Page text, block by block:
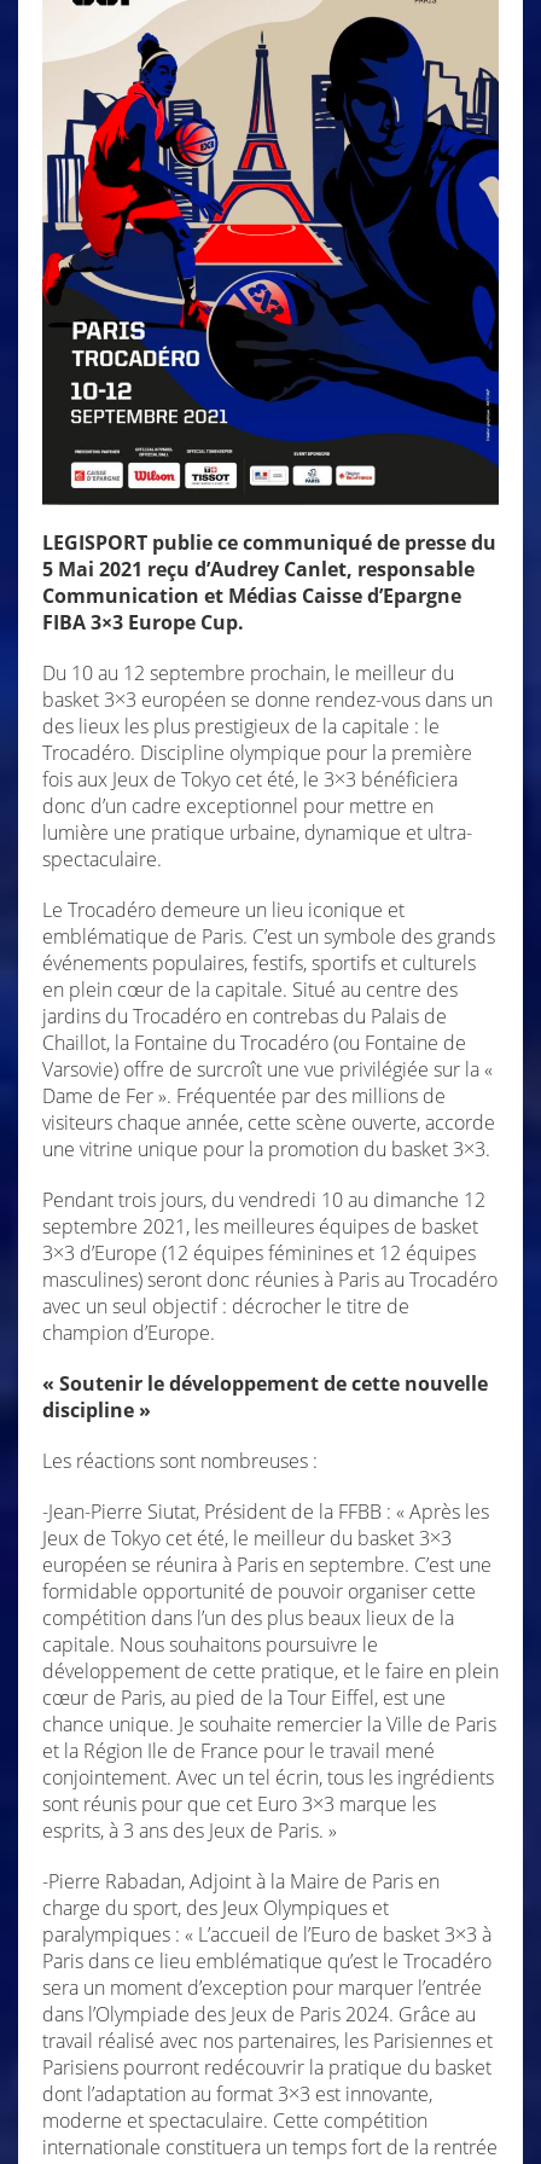
LEGISPORT publie ce communiqué de presse du
5 Mai 2021 reçu d’Audrey Canlet, responsable
Communication et Médias Caisse d’Epargne
FIBA 3×3 Europe Cup.
Du 10 au 12 septembre prochain, le meilleur du
basket 3×3 européen se donne rendez-vous dans un
des lieux les plus prestigieux de la capitale : le
Trocadéro. Discipline olympique pour la première
fois aux Jeux de Tokyo cet été, le 3×3 bénéficiera
donc d’un cadre exceptionnel pour mettre en
lumière une pratique urbaine, dynamique et ultra-
spectaculaire.
Le Trocadéro demeure un lieu iconique et
emblématique de Paris. C’est un symbole des grands
événements populaires, festifs, sportifs et culturels
en plein cœur de la capitale. Situé au centre des
jardins du Trocadéro en contrebas du Palais de
Chaillot, la Fontaine du Trocadéro (ou Fontaine de
Varsovie) offre de surcroît une vue privilégiée sur la «
Dame de Fer ». Fréquentée par des millions de
visiteurs chaque année, cette scène ouverte, accorde
une vitrine unique pour la promotion du basket 3×3.
Pendant trois jours, du vendredi 10 au dimanche 12
septembre 2021, les meilleures équipes de basket
3×3 d’Europe (12 équipes féminines et 12 équipes
masculines) seront donc réunies à Paris au Trocadéro
avec un seul objectif : décrocher le titre de
champion d’Europe.
« Soutenir le développement de cette nouvelle
discipline »
Les réactions sont nombreuses :
-Jean-Pierre Siutat, Président de la FFBB : « Après les
Jeux de Tokyo cet été, le meilleur du basket 3×3
européen se réunira à Paris en septembre. C’est une
formidable opportunité de pouvoir organiser cette
compétition dans l’un des plus beaux lieux de la
capitale. Nous souhaitons poursuivre le
développement de cette pratique, et le faire en plein
cœur de Paris, au pied de la Tour Eiffel, est une
chance unique. Je souhaite remercier la Ville de Paris
et la Région Ile de France pour le travail mené
conjointement. Avec un tel écrin, tous les ingrédients
sont réunis pour que cet Euro 3×3 marque les
esprits, à 3 ans des Jeux de Paris. »
-Pierre Rabadan, Adjoint à la Maire de Paris en
charge du sport, des Jeux Olympiques et
paralympiques : « L’accueil de l’Euro de basket 3×3 à
Paris dans ce lieu emblématique qu’est le Trocadéro
sera un moment d’exception pour marquer l’entrée
dans l’Olympiade des Jeux de Paris 2024. Grâce au
travail réalisé avec nos partenaires, les Parisiennes et
Parisiens pourront redécouvrir la pratique du basket
dont l’adaptation au format 3×3 est innovante,
moderne et spectaculaire. Cette compétition
internationale constituera un temps fort de la rentrée